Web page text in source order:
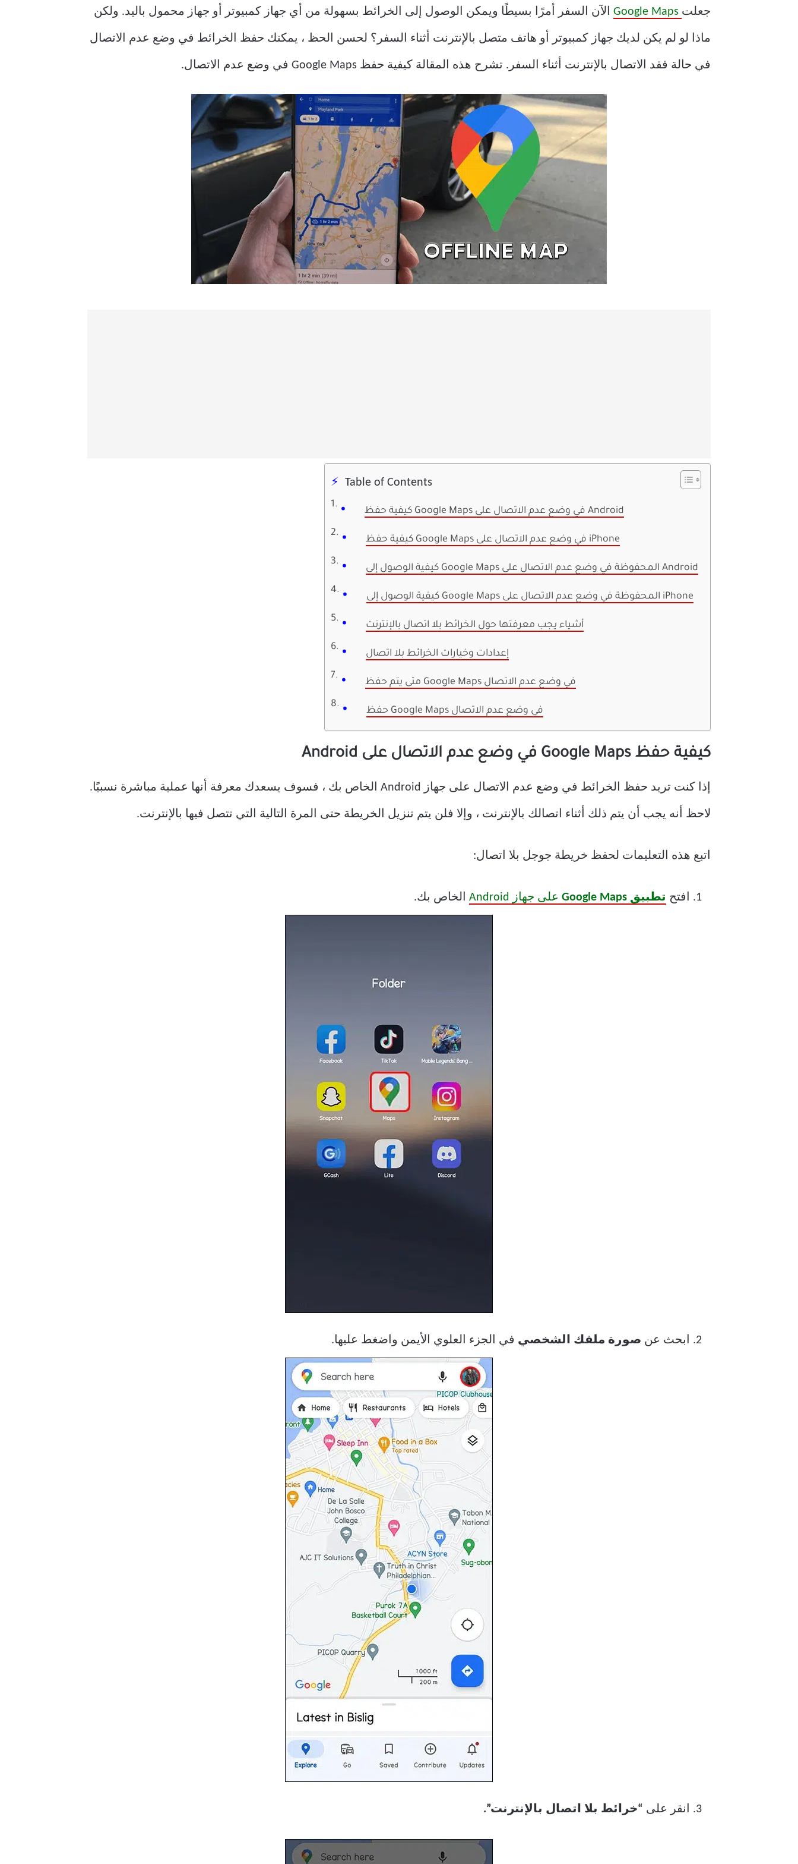
جعلت الآن السفر أمرًا بسيطًا ويمكن الوصول إلى الخرائط بسهولة من أي جهاز كمبيوتر أو جهاز محمول باليد. ولكن
ماذا لو لم يكن لديك جهاز كمبيوتر أو هاتف متصل بالإنترنت أثناء السفر؟ لحسن الحظ ، يمكنك حفظ الخرائط في وضع عدم الاتصال
في حالة فقد الاتصال بالإنترنت أثناء السفر. تشرح هذه المقالة كيفية حفظ Google Maps في وضع عدم الاتصال.
Table of Contents
كيفية حفظ Google Maps في وضع عدم الاتصال على Android
كيفية حفظ Google Maps في وضع عدم الاتصال على iPhone
كيفية الوصول إلى Google Maps المحفوظة في وضع عدم الاتصال على Android
كيفية الوصول إلى Google Maps المحفوظة في وضع عدم الاتصال على iPhone
أشياء يجب معرفتها حول الخرائط بلا اتصال بالإنترنت
إعدادات وخيارات الخرائط بلا اتصال
متى يتم حفظ Google Maps في وضع عدم الاتصال
حفظ Google Maps في وضع عدم الاتصال
كيفية حفظ Google Maps في وضع عدم الاتصال على Android
إذا كنت تريد حفظ الخرائط في وضع عدم الاتصال على جهاز Android الخاص بك ، فسوف يسعدك معرفة أنها عملية مباشرة نسبيًا.
لاحظ أنه يجب أن يتم ذلك أثناء اتصالك بالإنترنت ، وإلا فلن يتم تنزيل الخريطة حتى المرة التالية التي تتصل فيها بالإنترنت.
اتبع هذه التعليمات لحفظ خريطة جوجل بلا اتصال:
افتح تطبيق Google Maps على جهاز Android الخاص بك.
ابحث عن صورة ملفك الشخصي في الجزء العلوي الأيمن واضغط عليها.
انقر على “خرائط بلا اتصال بالإنترنت”.